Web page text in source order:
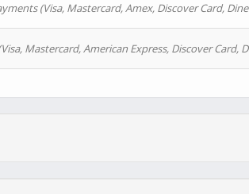
(Visa, Mastercard, Amex, Discover Card,
Mastercard, American Express, Discover Card,